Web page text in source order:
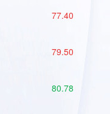
77.40
79.50
80.78